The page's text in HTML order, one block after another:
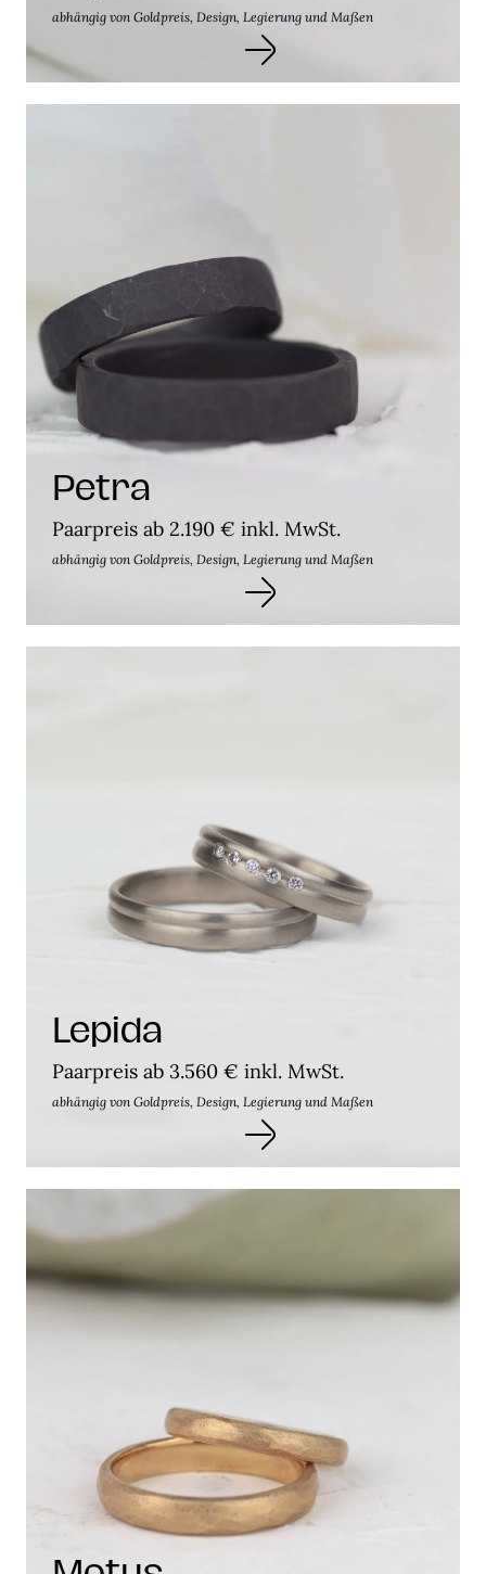
abhängig von Goldpreis, Design, Legierung und Maßen
Petra
Paarpreis ab 2.190 € inkl. MwSt.
abhängig von Goldpreis, Design, Legierung und Maßen
Lepida
Paarpreis ab 3.560 € inkl. MwSt.
abhängig von Goldpreis, Design, Legierung und Maßen